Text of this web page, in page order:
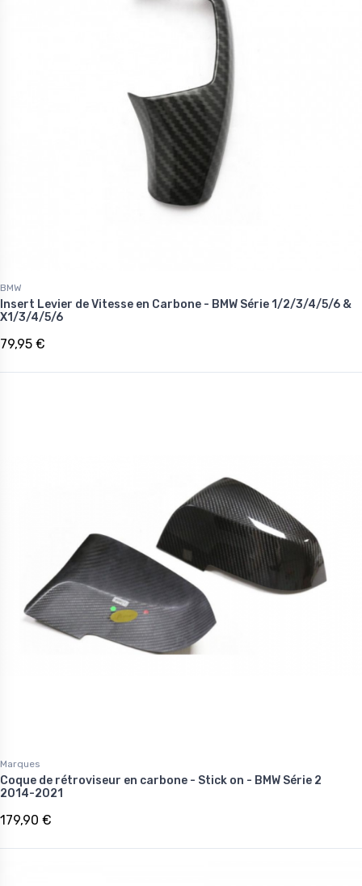
BMW
Insert Levier de Vitesse en Carbone - BMW Série 1/2/3/4/5/6 &
X1/3/4/5/6
79,95 €
Marques
Coque de rétroviseur en carbone - Stick on - BMW Série 2
2014-2021
179,90 €